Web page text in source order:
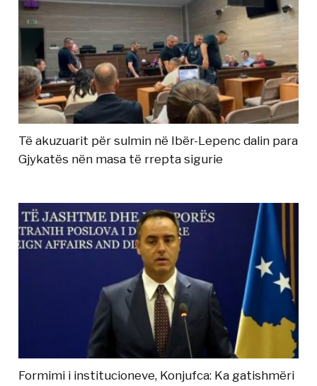
Të akuzuarit për sulmin në Ibër-Lepenc dalin para
Gjykatës nën masa të rrepta sigurie
Formimi i institucioneve, Konjufca: Ka gatishmëri